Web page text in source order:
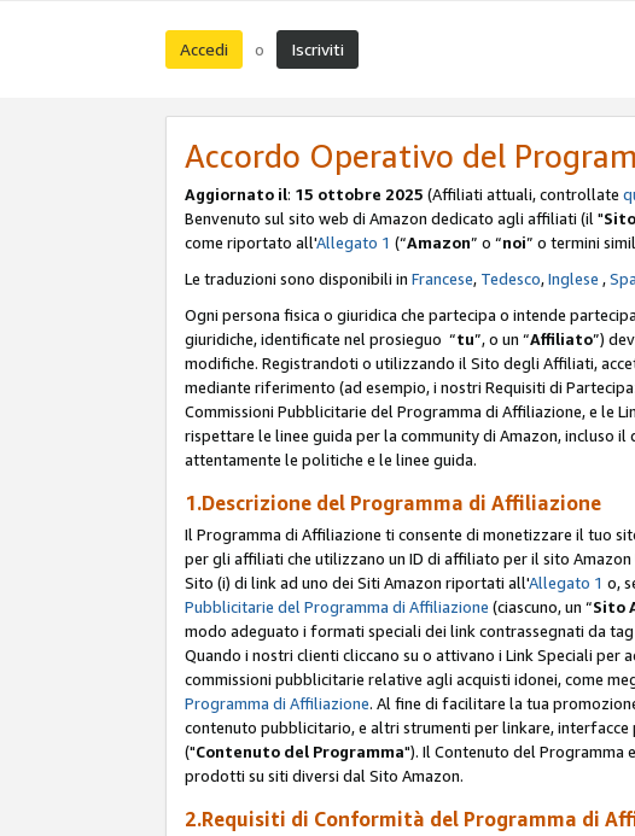
Accedi o Iscriviti
Accordo Operativo del
Aggiornato il: 15 ottobre 2025 (Affiliati attuali, controllate
Benvenuto sul sito web di Amazon dedicato agli affiliati (il "
come riportato all'Allegato 1 (“Amazon” o “noi” o termini
Le traduzioni sono disponibili in Francese, Tedesco,Inglese ,
Ogni persona fisica o giuridica che partecipa o intende
giuridiche, identificate nel prosieguo “tu”, o un “Affiliato”)
modifiche. Registrandoti o utilizzando il Sito degli Affiliati,
mediante riferimento (ad esempio, i nostri Requisiti di
Commissioni Pubblicitarie del Programma di Affiliazione, e le
rispettare le linee guida per la community di Amazon, incluso
attentamente le politiche e le linee guida.
1.Descrizione del Programma di Affiliazione
Il Programma di Affiliazione ti consente di monetizzare il tuo
per gli affiliati che utilizzano un ID di affiliato per il sito
Sito (i) di link ad uno dei Siti Amazon riportati all'Allegato 1 o,
Pubblicitarie del Programma di Affiliazione (ciascuno, un “Sito
modo adeguato i formati speciali dei link contrassegnati da
Quando i nostri clienti cliccano su o attivano i Link Speciali
commissioni pubblicitarie relative agli acquisti idonei, come
Programma di Affiliazione. Al fine di facilitare la tua
contenuto pubblicitario, e altri strumenti per linkare,
("Contenuto del Programma"). Il Contenuto del Programma
prodotti su siti diversi dal Sito Amazon.
2.Requisiti di Conformità del Programma di